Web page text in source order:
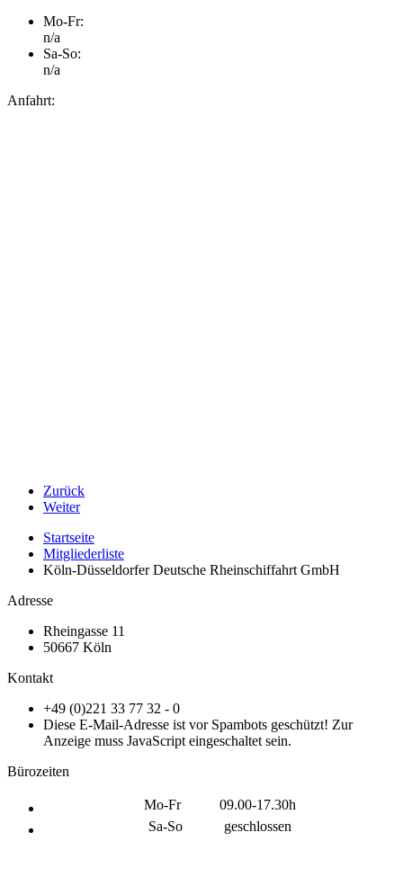
Mo-Fr:
n/a
Sa-So:
n/a
Anfahrt:
Zurück
Weiter
Startseite
Mitgliederliste
Köln-Düsseldorfer Deutsche Rheinschiffahrt GmbH
Adresse
Rheingasse 11
50667 Köln
Kontakt
+49 (0)221 33 77 32 - 0
Diese E-Mail-Adresse ist vor Spambots geschützt! Zur
Anzeige muss JavaScript eingeschaltet sein.
Bürozeiten
Mo-Fr
09.00-17.30h
Sa-So
geschlossen